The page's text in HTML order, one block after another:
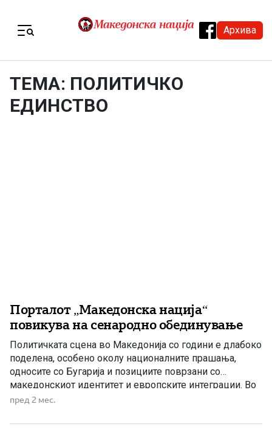
Архива
ТЕМА: ПОЛИТИЧКО
ЕДИНСТВО
Порталот „Македонска нација“
повикува на сенародно обединување
Политичката сцена во Македонија со години е длабоко
поделена, особено околу националните прашања,
односите со Бугарија и позициите поврзани со
македонскиот идентитет и европските интеграции. Во
такви околности, сè почесто во јавноста се отвора
и национално обединување околу клучните државни
пред 2 мес.